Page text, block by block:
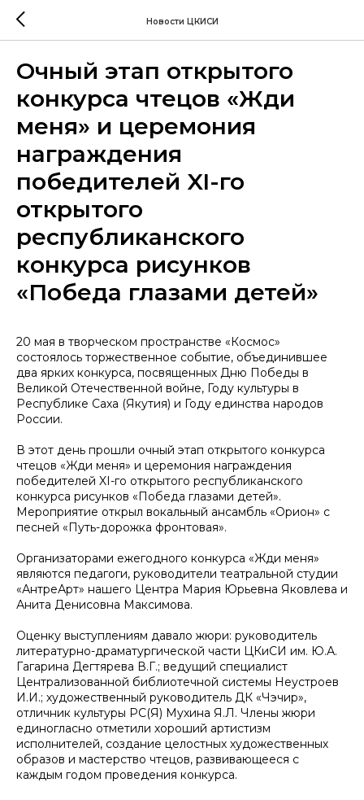
Новости ЦКИСИ
Очный этап открытого
конкурса чтецов «Жди
меня» и церемония
награждения
победителей XI-го
открытого
республиканского
конкурса рисунков
«Победа глазами детей»
20 мая в творческом пространстве «Космос»
состоялось торжественное событие, объединившее
два ярких конкурса, посвященных Дню Победы в
Великой Отечественной войне, Году культуры в
Республике Саха (Якутия) и Году единства народов
России.
В этот день прошли очный этап открытого конкурса
чтецов «Жди меня» и церемония награждения
победителей XI-го открытого республиканского
конкурса рисунков «Победа глазами детей».
Мероприятие открыл вокальный ансамбль «Орион» с
песней «Путь-дорожка фронтовая».
Организаторами ежегодного конкурса «Жди меня»
являются педагоги, руководители театральной студии
«АнтреАрт» нашего Центра Мария Юрьевна Яковлева и
Анита Денисовна Максимова.
Оценку выступлениям давало жюри: руководитель
литературно-драматургической части ЦКиСИ им. Ю.А.
Гагарина Дегтярева В.Г.; ведущий специалист
Централизованной библиотечной системы Неустроев
И.И.; художественный руководитель ДК «Чэчир»,
отличник культуры РС(Я) Мухина Я.Л. Члены жюри
единогласно отметили хороший артистизм
исполнителей, создание целостных художественных
образов и мастерство чтецов, развивающееся с
каждым годом проведения конкурса.